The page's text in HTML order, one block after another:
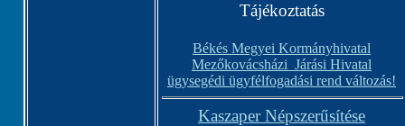
Tájékoztatás
Békés Megyei Kormányhivatal
Mezőkovácsházi Járási Hivatal
ügysegédi ügyfélfogadási rend változás!
Kaszaper Népszerűsítése